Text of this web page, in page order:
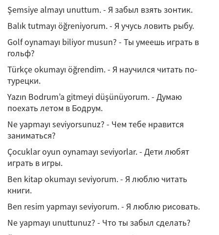
Şemsiye almayı unuttum. - Я забыл взять зонтик.
Balık tutmayı öğreniyorum. - Я учусь ловить рыбу.
Golf oynamayı biliyor musun? - Ты умеешь играть в
гольф?
Türkçe okumayı öğrendim. - Я научился читать по-
турецки.
Yazın Bodrum’a gitmeyi düşünüyorum. - Думаю
поехать летом в Бодрум.
Ne yapmayı seviyorsunuz? - Чем тебе нравится
заниматься?
Çocuklar oyun oynamayı seviyorlar. - Дети любят
играть в игры.
Ben kitap okumayı seviyorum. - Я люблю читать
книги.
Ben resim yapmayı seviyorum. - Я люблю рисовать.
Ne yapmayı unuttunuz? - Что ты забыл сделать?